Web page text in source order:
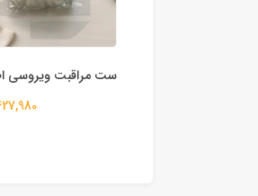
ست مراقبت ویروسی
427,980